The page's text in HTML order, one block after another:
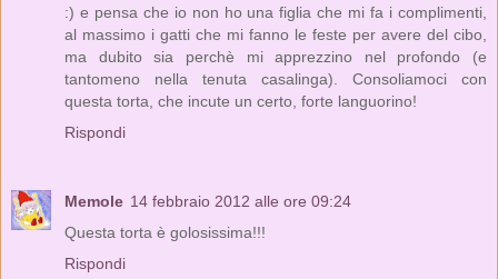
:) e pensa che io non ho una figlia che mi fa i complimenti,
al massimo i gatti che mi fanno le feste per avere del cibo,
ma dubito sia perchè mi apprezzino nel profondo (e
tantomeno nella tenuta casalinga). Consoliamoci con
questa torta, che incute un certo, forte languorino!
Rispondi
Memole 14 febbraio 2012 alle ore 09:24
Questa torta è golosissima!!!
Rispondi